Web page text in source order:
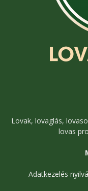
Lovak, lovaglás,
lovas
Adatkezelés